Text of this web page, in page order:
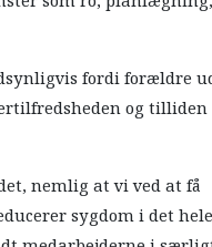
fordi forældre
og tilliden
nemlig at vi ved at få
sygdom i det hele